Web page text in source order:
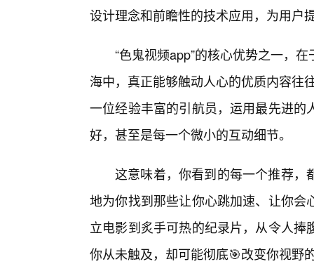
设计理念和前瞻性的技术应用，为用户
“色鬼视频app”的核心优势之一，
海中，真正能够触动人心的优质内容往
一位经验丰富的引航员，运用最先进
好，甚至是每一个微小的互动细节。
这意味着，你看到的每一个推荐，
地为你找到那些让你心跳加速、让你
立电影到炙手可热的纪录片，从令人
你从未触及，却可能彻底🎯改变你视野